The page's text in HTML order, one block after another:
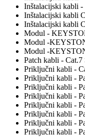
Inštalacijski kabli -
Inštalacijski kabli
Inštalacijski kabli
Modul -
Modul -
Modul -
Patch kabli - Cat.7
Priključni kabli -
Priključni kabli -
Priključni kabli -
Priključni kabli -
Priključni kabli -
Priključni kabli -
Priključni kabli -
Priključni kabli -